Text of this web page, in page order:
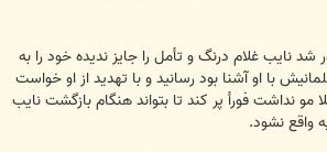
شد نایب غلام درنگ و تأمل را جایز ندیده خود را به
با او آشنا بود رسانید و با تهدید از او خواست
نداشت فورأ پر کند تا بتواند هنگام بازگشت نایب
واقع نشود.